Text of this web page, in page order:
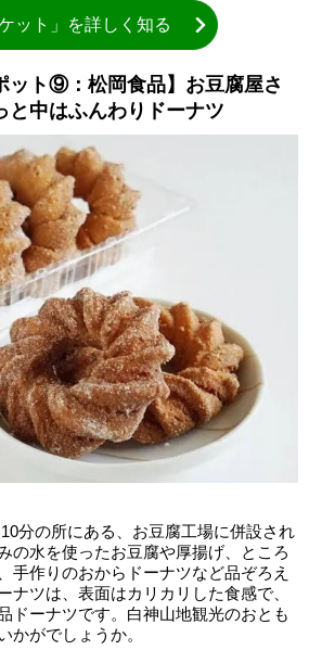
ケット」を詳しく知る
ット⑨：松岡食品】お豆腐屋さ
と中はふんわりドーナツ
分の所にある、お豆腐工場に併設され
の水を使ったお豆腐や厚揚げ、ところ
手作りのおからドーナツなど品ぞろえ
ナツは、表面はカリカリした食感で、
ドーナツです。白神山地観光のおとも
かがでしょうか。